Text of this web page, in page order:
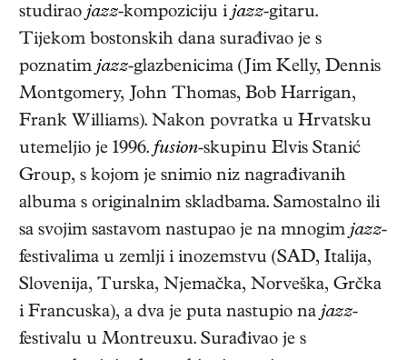
studiraojazz-kompoziciju ijazz-gitaru.
Tijekom bostonskih dana surađivao je s
poznatimjazz-glazbenicima (Jim Kelly, Dennis
Montgomery, John Thomas, Bob Harrigan,
Frank Williams). Nakon povratka u Hrvatsku
utemeljio je 1996.fusion-skupinu Elvis Stanić
Group, s kojom je snimio niz nagrađivanih
albuma s originalnim skladbama. Samostalno ili
sa svojim sastavom nastupao je na mnogimjazz-
festivalima u zemlji i inozemstvu (SAD, Italija,
Slovenija, Turska, Njemačka, Norveška, Grčka
i Francuska), a dva je puta nastupio najazz-
festivalu u Montreuxu. Surađivao je s